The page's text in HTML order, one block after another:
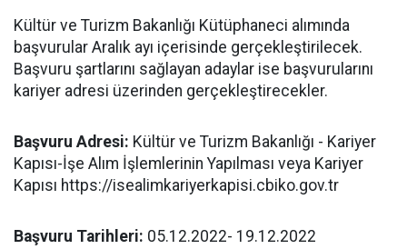
Kültür ve Turizm Bakanlığı Kütüphaneci alımında
başvurular Aralık ayı içerisinde gerçekleştirilecek.
Başvuru şartlarını sağlayan adaylar ise başvurularını
kariyer adresi üzerinden gerçekleştirecekler.
Başvuru Adresi: Kültür ve Turizm Bakanlığı - Kariyer
Kapısı-İşe Alım İşlemlerinin Yapılması veya Kariyer
Kapısı https://isealimkariyerkapisi.cbiko.gov.tr
Başvuru Tarihleri: 05.12.2022- 19.12.2022